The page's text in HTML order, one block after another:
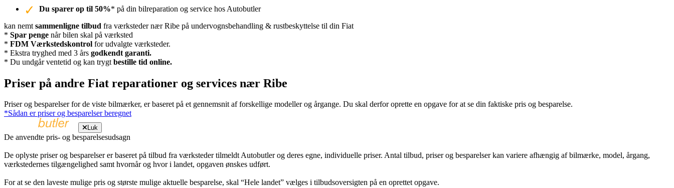
Du sparer op til 50%* på din bilreparation og service hos Autobutler
kan nemt sammenligne tilbud fra værksteder nær Ribe på undervognsbehandling & rustbeskyttelse til din Fiat
* Spar penge når bilen skal på værksted
* FDM Værkstedskontrol for udvalgte værksteder.
* Ekstra tryghed med 3 års godkendt garanti.
* Du undgår ventetid og kan trygt bestille tid online.
Priser på andre Fiat reparationer og services nær Ribe
Priser og besparelser for de viste bilmærker, er baseret på et gennemsnit af forskellige modeller og årgange. Du skal derfor oprette en opgave for at se din faktiske pris og besparelse.
*Sådan er priser og besparelser beregnet
Luk
De anvendte pris- og besparelsesudsagn
De oplyste priser og besparelser er baseret på tilbud fra værksteder tilmeldt Autobutler og deres egne, individuelle priser. Antal tilbud, priser og besparelser kan variere afhængig af bilmærke, model, årgang,
værkstedernes tilgængelighed samt hvornår og hvor i landet, opgaven ønskes udført.
For at se den laveste mulige pris og største mulige aktuelle besparelse, skal “Hele landet” vælges i tilbudsoversigten på en oprettet opgave.